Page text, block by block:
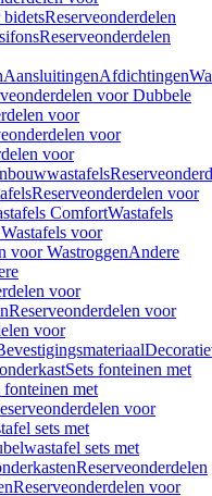
Reserveonderdelen
Reserveonderdelen
AansluitingenAfdichtingen
voor Dubbele
voor
voor
voor
Reserveonderdelen voor
ComfortWastafels
voor
voor WastroggenAndere
voor
Reserveonderdelen voor
voor
Sets fonteinen met
fonteinen met
voor
sets met
sets met
Reserveonderdelen
Reserveonderdelen voor